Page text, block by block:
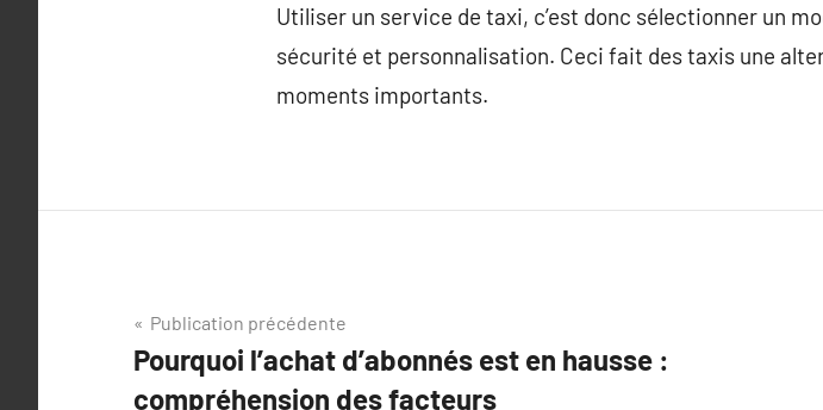
Utiliser un service de taxi, c’est donc sélectionner un
sécurité et personnalisation. Ceci fait des taxis une
moments importants.
Navigation
de
Publication précédente
Pourquoi l’achat d’abonnés est en hausse :
compréhension des facteurs